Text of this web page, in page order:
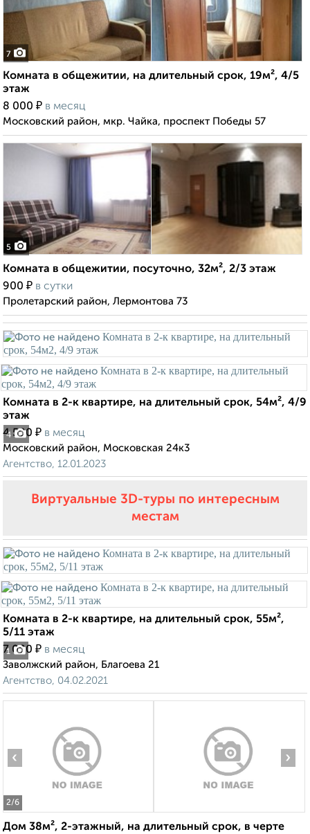
7
Комната в общежитии, на длительный срок, 19м², 4/5
этаж
8 000 ₽ в месяц
Московский район, мкр. Чайка, проспект Победы 57
5
Комната в общежитии, посуточно, 32м², 2/3 этаж
900 ₽ в сутки
Пролетарский район, Лермонтова 73
4
Комната в 2-к квартире, на длительный срок, 54м², 4/9
этаж
4 500 ₽ в месяц
Московский район, Московская 24к3
Агентство, 12.01.2023
Виртуальные 3D-туры по интересным
местам
1
Комната в 2-к квартире, на длительный срок, 55м²,
5/11 этаж
7 000 ₽ в месяц
Заволжский район, Благоева 21
Агентство, 04.02.2021
2/6
‹ ›
Дом 38м², 2-этажный, на длительный срок, в черте